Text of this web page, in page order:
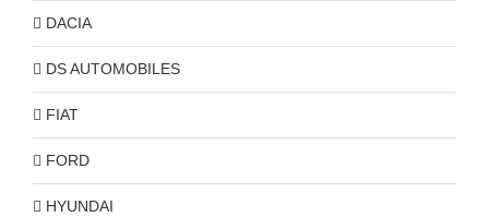
DACIA
DS AUTOMOBILES
FIAT
FORD
HYUNDAI